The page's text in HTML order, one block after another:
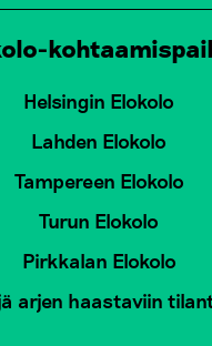
Helsingin Elokolo
Lahden Elokolo
Tampereen Elokolo
Turun Elokolo
Pirkkalan Elokolo
arjen haastaviin